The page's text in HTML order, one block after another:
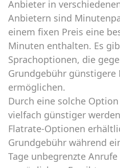
Anbieter in
Anbietern sind
einem fixen Preis eine
Minuten enthalten. Es
Sprachoptionen, die
Grundgebühr
ermöglichen.
Durch eine solche
vielfach günstiger
Flatrate-Optionen
Grundgebühr während
Tage unbegrenzte